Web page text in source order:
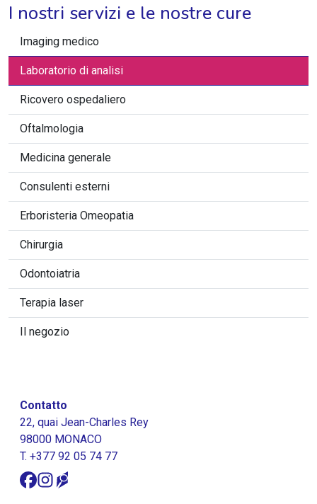
I nostri servizi e le nostre cure
Imaging medico
Laboratorio di analisi
Ricovero ospedaliero
Oftalmologia
Medicina generale
Consulenti esterni
Erboristeria Omeopatia
Chirurgia
Odontoiatria
Terapia laser
Il negozio
Contatto
22, quai Jean-Charles Rey
98000 MONACO
T. +377 92 05 74 77